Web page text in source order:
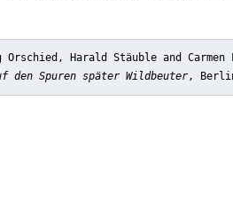
Orschied, Harald Stäuble and
den Spuren später Wildbeuter,